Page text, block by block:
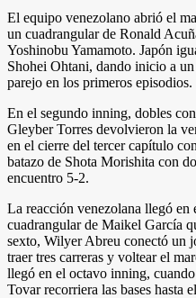
El equipo venezolano abrió el
un cuadrangular de Ronald
Yoshinobu Yamamoto. Japón
Shohei Ohtani, dando inicio a
parejo en los primeros episodios.
En el segundo inning, dobles
Gleyber Torres devolvieron la
en el cierre del tercer capítulo
batazo de Shota Morishita con
encuentro 5-2.
La reacción venezolana llegó
cuadrangular de Maikel García
sexto, Wilyer Abreu conectó un
traer tres carreras y voltear el
llegó en el octavo inning,
Tovar recorriera las bases hasta